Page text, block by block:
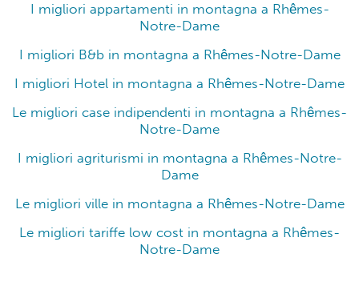
I migliori appartamenti in montagna a Rhêmes-
Notre-Dame
I migliori B&b in montagna a Rhêmes-Notre-Dame
I migliori Hotel in montagna a Rhêmes-Notre-Dame
Le migliori case indipendenti in montagna a Rhêmes-
Notre-Dame
I migliori agriturismi in montagna a Rhêmes-Notre-
Dame
Le migliori ville in montagna a Rhêmes-Notre-Dame
Le migliori tariffe low cost in montagna a Rhêmes-
Notre-Dame